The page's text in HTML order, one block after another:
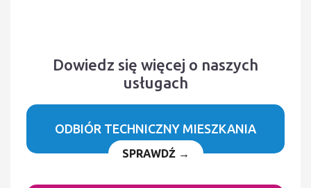
Dowiedz się więcej o naszych
usługach
ODBIÓR TECHNICZNY MIESZKANIA
SPRAWDŹ →